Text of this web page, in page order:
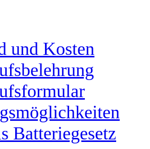
und Kosten
Batteriegesetz